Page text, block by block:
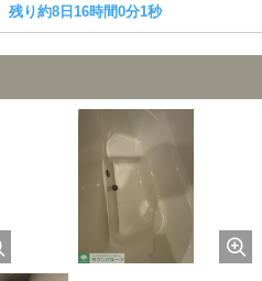
残り約8日16時間0分0秒